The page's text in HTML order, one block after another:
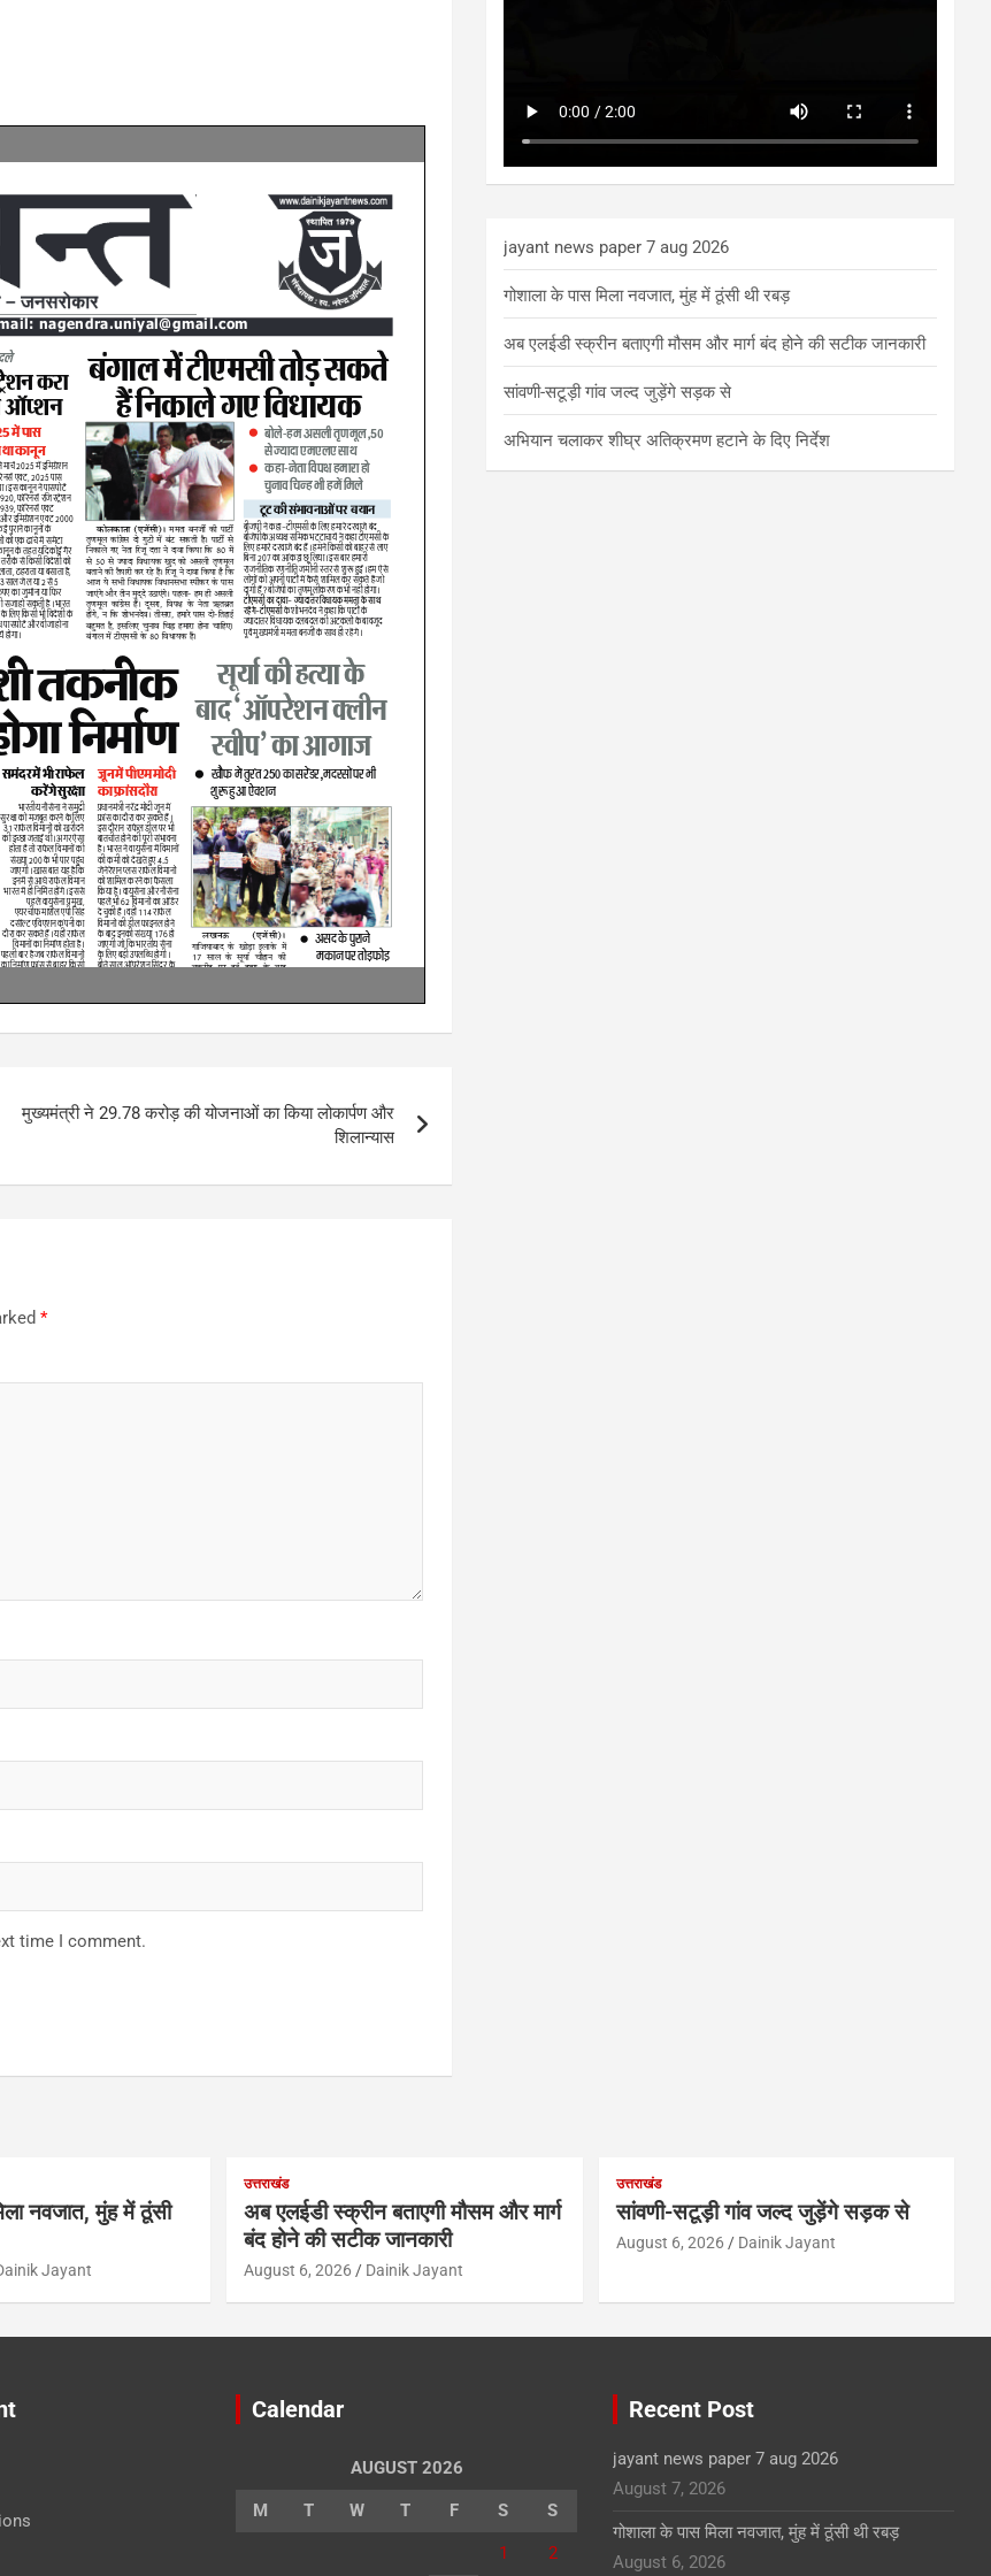
मुख्यमंत्री ने 29.78 करोड़ की योजनाओं का किया लोकार्पण और
शिलान्यास
*
time I comment.
jayant news paper 7 aug 2026
गोशाला के पास मिला नवजात, मुंह में ठूंसी थी रबड़
अब एलईडी स्क्रीन बताएगी मौसम और मार्ग बंद होने की सटीक जानकारी
सांवणी-सटूड़ी गांव जल्द जुड़ेंगे सड़क से
अभियान चलाकर शीघ्र अतिक्रमण हटाने के दिए निर्देश
नवजात, मुंह में ठूंसी
Jayant
उत्तराखंड
अब एलईडी स्क्रीन बताएगी मौसम और मार्ग
बंद होने की सटीक जानकारी
August 6, 2026 Dainik Jayant
उत्तराखंड
सांवणी-सटूड़ी गांव जल्द जुड़ेंगे सड़क से
August 6, 2026 Dainik Jayant
Calendar
AUGUST 2026
M T W T F S S
1 2
Recent Post
jayant news paper 7 aug 2026
August 7, 2026
गोशाला के पास मिला नवजात, मुंह में ठूंसी थी रबड़
August 6, 2026